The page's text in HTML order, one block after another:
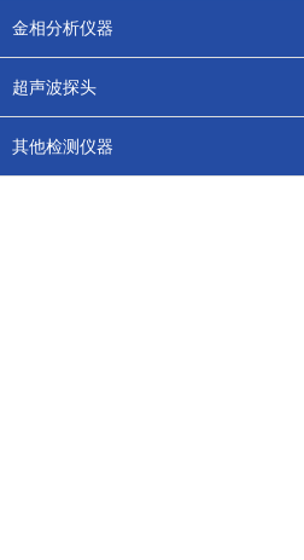
金相分析仪器
超声波探头
其他检测仪器